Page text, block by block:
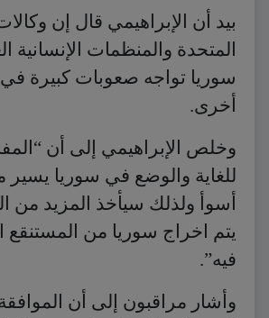
بيد أن الإبراهيمي قال إن
المتحدة والمنظمات الإنسانية
سوريا تواجه صعوبات كبيرة
أخرى.
وخلص الإبراهيمي إلى أن
للغاية والوضع في سوريا
أسوأ ولذلك سيأخذ المزيد من
يتم اخراج سوريا من
فيه”.
وأشار مراقبون إلى أن